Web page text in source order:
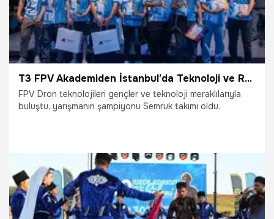
T3 FPV Akademiden İstanbul’da Teknoloji ve Rekabet Dolu Buluşma!
FPV Dron teknolojileri gençler ve teknoloji meraklılarıyla
buluştu, yarışmanın şampiyonu Semruk takımı oldu.
21.07.2026 Bilim ve Teknoloji